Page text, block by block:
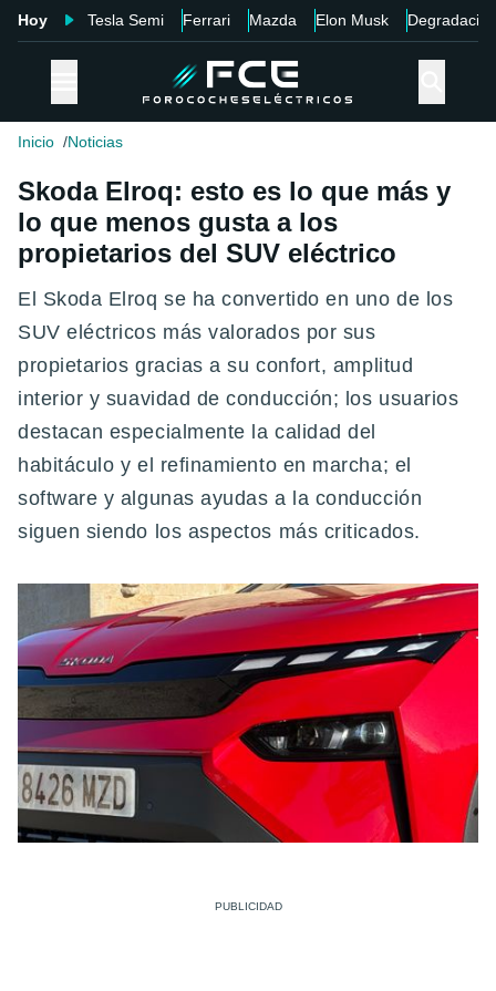
Hoy Tesla Semi Ferrari Mazda Elon Musk Degradación
Inicio Noticias
Skoda Elroq: esto es lo que más y
lo que menos gusta a los
propietarios del SUV eléctrico
El Skoda Elroq se ha convertido en uno de los
SUV eléctricos más valorados por sus
propietarios gracias a su confort, amplitud
interior y suavidad de conducción; los usuarios
destacan especialmente la calidad del
habitáculo y el refinamiento en marcha; el
software y algunas ayudas a la conducción
siguen siendo los aspectos más criticados.